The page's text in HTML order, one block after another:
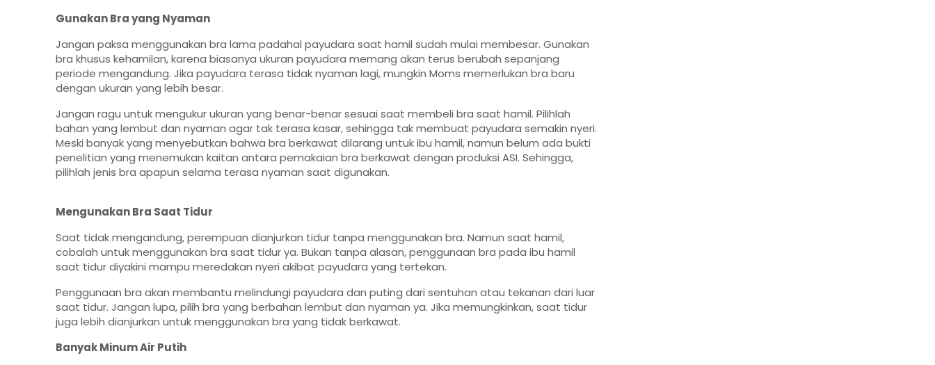
Gunakan Bra yang Nyaman
Jangan paksa menggunakan bra lama padahal payudara saat hamil sudah mulai membesar. Gunakan
bra khusus kehamilan, karena biasanya ukuran payudara memang akan terus berubah sepanjang
periode mengandung. Jika payudara terasa tidak nyaman lagi, mungkin Moms memerlukan bra baru
dengan ukuran yang lebih besar.
Jangan ragu untuk mengukur ukuran yang benar-benar sesuai saat membeli bra saat hamil. Pilihlah
bahan yang lembut dan nyaman agar tak terasa kasar, sehingga tak membuat payudara semakin nyeri.
Meski banyak yang menyebutkan bahwa bra berkawat dilarang untuk ibu hamil, namun belum ada bukti
penelitian yang menemukan kaitan antara pemakaian bra berkawat dengan produksi ASI. Sehingga,
pilihlah jenis bra apapun selama terasa nyaman saat digunakan.
Mengunakan Bra Saat Tidur
Saat tidak mengandung, perempuan dianjurkan tidur tanpa menggunakan bra. Namun saat hamil,
cobalah untuk menggunakan bra saat tidur ya. Bukan tanpa alasan, penggunaan bra pada ibu hamil
saat tidur diyakini mampu meredakan nyeri akibat payudara yang tertekan.
Penggunaan bra akan membantu melindungi payudara dan puting dari sentuhan atau tekanan dari luar
saat tidur. Jangan lupa, pilih bra yang berbahan lembut dan nyaman ya. Jika memungkinkan, saat tidur
juga lebih dianjurkan untuk menggunakan bra yang tidak berkawat.
Banyak Minum Air Putih